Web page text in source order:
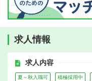
求人情報
求人内容
夏～秋入職可 積極採用中